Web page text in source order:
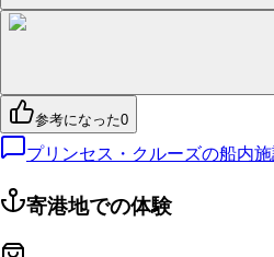
参考になった0
プリンセス・クルーズの船内施
寄港地での体験